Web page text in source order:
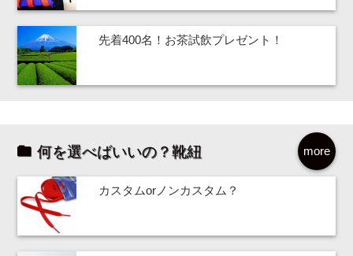
先着400名！お茶試飲プレゼント！
more
何を選べばいいの？靴紐
カスタムorノンカスタム？